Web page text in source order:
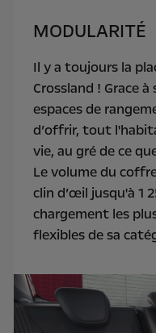
MODULARITÉ
Il y a toujours la
Crossland ! Grace
espaces de
d’offrir, tout
vie, au gré de ce
Le volume du
clin d’œil jusqu'à 1
chargement les
flexibles de sa